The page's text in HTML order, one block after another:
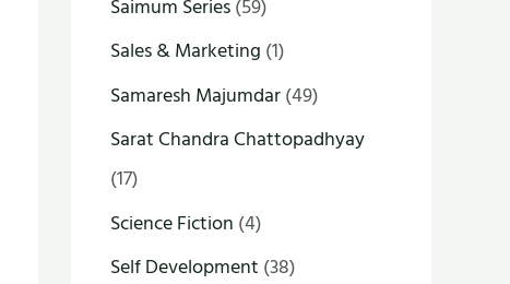
Saimum Series(59)
Sales & Marketing (1)
Samaresh Majumdar(49)
Sarat Chandra Chattopadhyay
(17)
Science Fiction (4)
Self Development (38)